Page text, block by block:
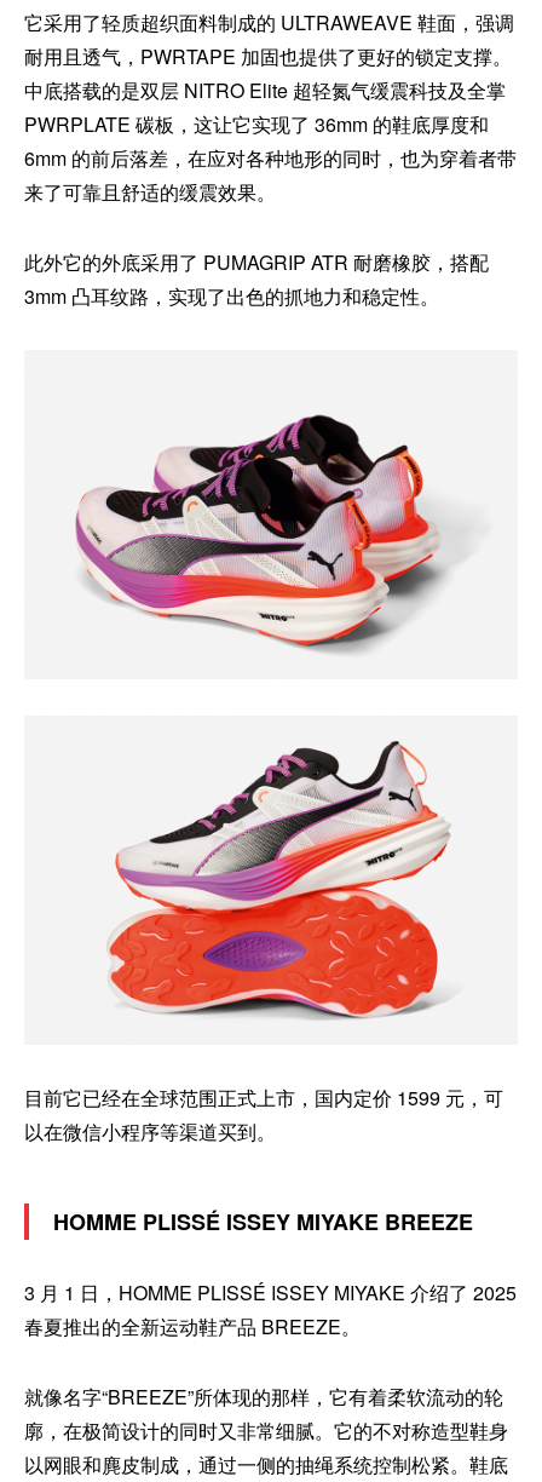
它采用了轻质超织面料制成的 ULTRAWEAVE 鞋面，强调
耐用且透气，PWRTAPE 加固也提供了更好的锁定支撑。
中底搭载的是双层 NITRO Elite 超轻氮气缓震科技及全掌
PWRPLATE 碳板，这让它实现了 36mm 的鞋底厚度和
6mm 的前后落差，在应对各种地形的同时，也为穿着者带
来了可靠且舒适的缓震效果。
此外它的外底采用了 PUMAGRIP ATR 耐磨橡胶，搭配
3mm 凸耳纹路，实现了出色的抓地力和稳定性。
目前它已经在全球范围正式上市，国内定价 1599 元，可
以在微信小程序等渠道买到。
HOMME PLISSÉ ISSEY MIYAKE BREEZE
3 月 1 日，HOMME PLISSÉ ISSEY MIYAKE 介绍了 2025
春夏推出的全新运动鞋产品 BREEZE。
就像名字“BREEZE”所体现的那样，它有着柔软流动的轮
廓，在极简设计的同时又非常细腻。它的不对称造型鞋身
以网眼和麂皮制成，通过一侧的抽绳系统控制松紧。鞋底